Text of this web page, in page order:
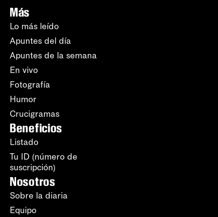
Más
Lo más leído
Apuntes del día
Apuntes de la semana
En vivo
Fotografía
Humor
Crucigramas
Beneficios
Listado
Tu ID (número de
suscripción)
Nosotros
Sobre la diaria
Equipo